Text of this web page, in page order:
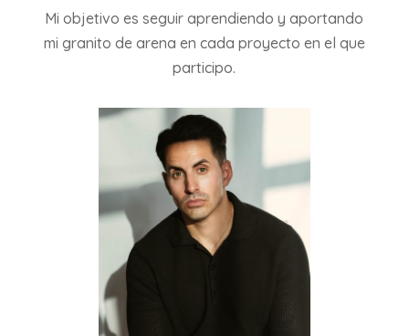
Mi objetivo es seguir aprendiendo y aportando
mi granito de arena en cada proyecto en el que
participo.